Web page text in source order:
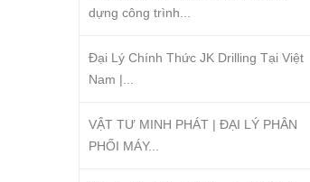
dựng công trình...
Đại Lý Chính Thức JK Drilling Tại Việt
Nam |...
VẬT TƯ MINH PHÁT | ĐẠI LÝ PHÂN
PHỐI MÁY...